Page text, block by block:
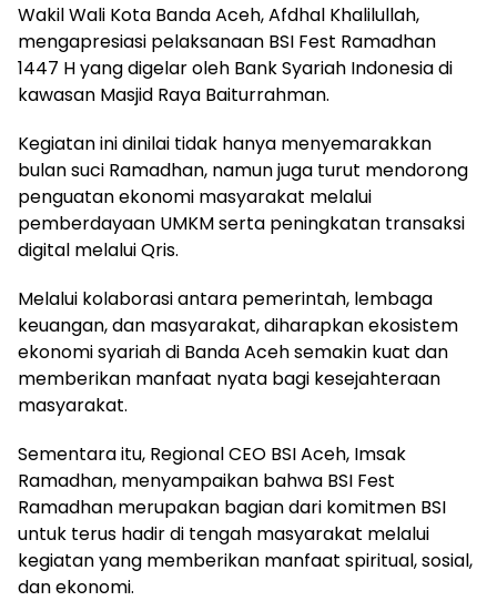
Wakil Wali Kota Banda Aceh, Afdhal Khalilullah,
mengapresiasi pelaksanaan BSI Fest Ramadhan
1447 H yang digelar oleh Bank Syariah Indonesia di
kawasan Masjid Raya Baiturrahman.
Kegiatan ini dinilai tidak hanya menyemarakkan
bulan suci Ramadhan, namun juga turut mendorong
penguatan ekonomi masyarakat melalui
pemberdayaan UMKM serta peningkatan transaksi
digital melalui Qris.
Melalui kolaborasi antara pemerintah, lembaga
keuangan, dan masyarakat, diharapkan ekosistem
ekonomi syariah di Banda Aceh semakin kuat dan
memberikan manfaat nyata bagi kesejahteraan
masyarakat.
Sementara itu, Regional CEO BSI Aceh, Imsak
Ramadhan, menyampaikan bahwa BSI Fest
Ramadhan merupakan bagian dari komitmen BSI
untuk terus hadir di tengah masyarakat melalui
kegiatan yang memberikan manfaat spiritual, sosial,
dan ekonomi.